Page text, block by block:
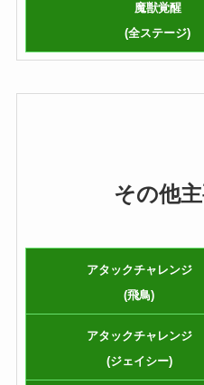
魔獣覚醒
(全ステージ)
その他
アタックチャレンジ
(飛鳥)
アタックチャレンジ
(ジェイシー)